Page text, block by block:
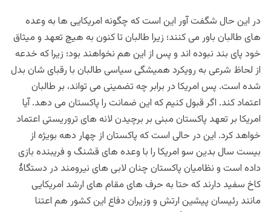
در این حال شگفت آور این است که چگونه امریکایی ها به وعده
های طالبان باور می کنند؛ زیرا طالبان تا کنون به هیچ تعهد و میثاق
خود پای بند نبوده اند و پس از این هم نخواهند بود؛ زیرا که خدعه
از لحاظ شرعی به رویکرد همیشگی سیاسی طالبان با رقبای شان بدل
شده است. پس امریکا در برابر چه تضمینی می تواند، بر طالبان
اعتماد کند. اگر قبول کنیم که این ضمانت را پاکستان می دهد. آیا
امریکا بر تعهد پاکستان مبنی بر برچیدن لانه های تروریستی اعتماد
خواهد کرد. این در حالی است که پاکستان از چهار دهه بویژه از
بیست سال بدین سو امریکا را با وعده های قشنگ و فریبنده بازی
داده است و نظامیان پاکستان چنان لابی های نیرومند در دستگاۀ
کاخ سفید دارند که حتا به حرف های مقام های ارشد امریکایی
مانند رئیسان پیشین ارتش و وزیران دفاع این کشور هم اعتنا